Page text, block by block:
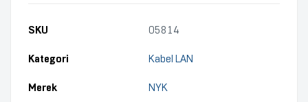
SKU 05814
Kategori Kabel LAN
Merek NYK